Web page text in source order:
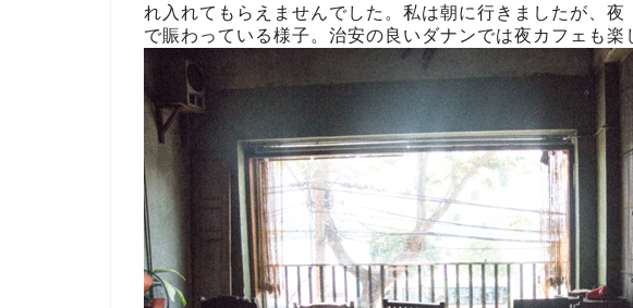
れ入れてもらえませんでした。私は朝に行きましたが、夜
で賑わっている様子。治安の良いダナンでは夜カフェも楽